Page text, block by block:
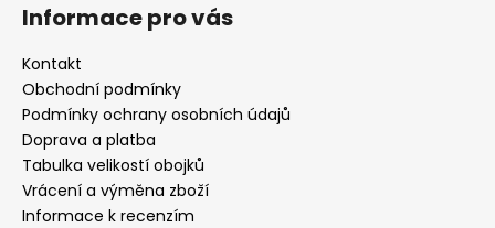
Informace pro vás
Kontakt
Obchodní podmínky
Podmínky ochrany osobních údajů
Doprava a platba
Tabulka velikostí obojků
Vrácení a výměna zboží
Informace k recenzím